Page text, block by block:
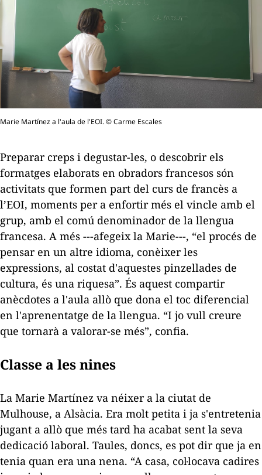
Marie Martínez a l'aula de l'EOI. © Carme Escales
Preparar creps i degustar-les, o descobrir els
formatges elaborats en obradors francesos són
activitats que formen part del curs de francès a
l’EOI, moments per a enfortir més el vincle amb el
grup, amb el comú denominador de la llengua
francesa. A més ---afegeix la Marie---, “el procés de
pensar en un altre idioma, conèixer les
expressions, al costat d'aquestes pinzellades de
cultura, és una riquesa”. És aquest compartir
anècdotes a l'aula allò que dona el toc diferencial
en l'aprenentatge de la llengua. “I jo vull creure
que tornarà a valorar-se més”, confia.
Classe a les nines
La Marie Martínez va néixer a la ciutat de
Mulhouse, a Alsàcia. Era molt petita i ja s'entretenia
jugant a allò que més tard ha acabat sent la seva
dedicació laboral. Taules, doncs, es pot dir que ja en
tenia quan era una nena. “A casa, col·locava cadires